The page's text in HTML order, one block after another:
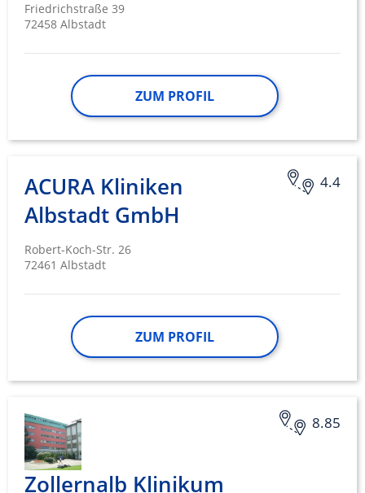
Friedrichstraße 39
72458 Albstadt
ZUM PROFIL
4.4
ACURA Kliniken
Albstadt GmbH
Robert-Koch-Str. 26
72461 Albstadt
ZUM PROFIL
8.85
Zollernalb Klinikum